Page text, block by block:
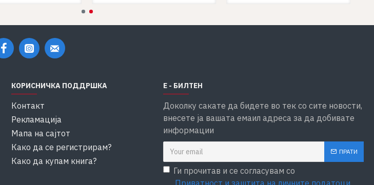
КОРИСНИЧКА ПОДДРШКА
Контакт
Рекламација
Мапа на сајтот
Како да се регистрирам?
Како да купам книга?
Е - БИЛТЕН
Доколку сакате да бидете во тек со сите новости,
внесете ја вашата емаил адреса за да добивате
информации
ПРАТИ
Ги прочитав и се согласувам со